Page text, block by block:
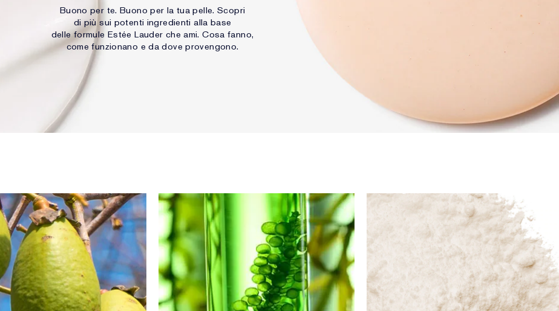
Buono per te. Buono per la tua pelle. Scopri
di più sui potenti ingredienti alla base
delle formule Estée Lauder che ami. Cosa fanno,
come funzionano e da dove provengono.